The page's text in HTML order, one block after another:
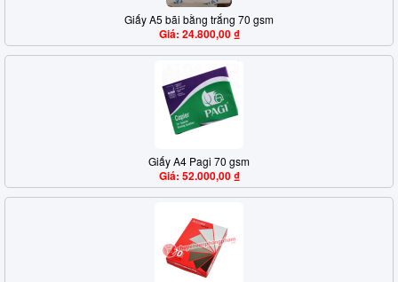
Giấy A5 bãi bằng trắng 70 gsm
Giá: 24.800,00 ₫
Giấy A4 Pagi 70 gsm
Giá: 52.000,00 ₫